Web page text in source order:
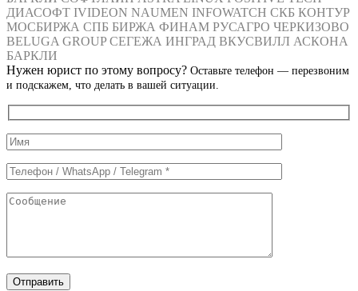
ДИАСОФТ IVIDEON NAUMEN INFOWATCH СКБ КОНТУР
МОСБИРЖА СПБ БИРЖА ФИНАМ РУСАГРО ЧЕРКИЗОВО
BELUGA GROUP СЕГЕЖА ИНГРАД ВКУСВИЛЛ АСКОНА
БАРКЛИ
Нужен юрист по этому вопросу? Оставьте телефон — перезвоним
и подскажем, что делать в вашей ситуации.
Служебные
поля
формы
Отправить